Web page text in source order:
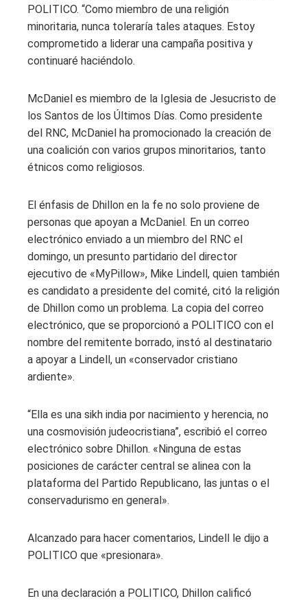
POLITICO. “Como miembro de una religión
minoritaria, nunca toleraría tales ataques. Estoy
comprometido a liderar una campaña positiva y
continuaré haciéndolo.
McDaniel es miembro de la Iglesia de Jesucristo de
los Santos de los Últimos Días. Como presidente
del RNC, McDaniel ha promocionado la creación de
una coalición con varios grupos minoritarios, tanto
étnicos como religiosos.
El énfasis de Dhillon en la fe no solo proviene de
personas que apoyan a McDaniel. En un correo
electrónico enviado a un miembro del RNC el
domingo, un presunto partidario del director
ejecutivo de «MyPillow», Mike Lindell, quien también
es candidato a presidente del comité, citó la religión
de Dhillon como un problema. La copia del correo
electrónico, que se proporcionó a POLITICO con el
nombre del remitente borrado, instó al destinatario
a apoyar a Lindell, un «conservador cristiano
ardiente».
“Ella es una sikh india por nacimiento y herencia, no
una cosmovisión judeocristiana”, escribió el correo
electrónico sobre Dhillon. «Ninguna de estas
posiciones de carácter central se alinea con la
plataforma del Partido Republicano, las juntas o el
conservadurismo en general».
Alcanzado para hacer comentarios, Lindell le dijo a
POLITICO que «presionara».
En una declaración a POLITICO, Dhillon calificó